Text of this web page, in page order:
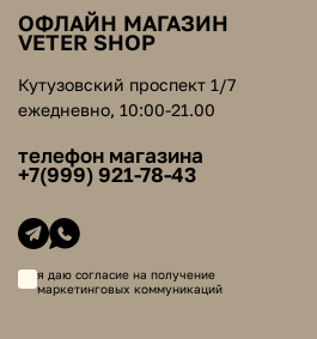
ОФЛАЙН МАГАЗИН
VETER SHOP
Кутузовский проспект 1/7
ежедневно, 10:00-21.00
телефон магазина
+7(999) 921-78-43
я даю согласие на получение
маркетинговых коммуникаций